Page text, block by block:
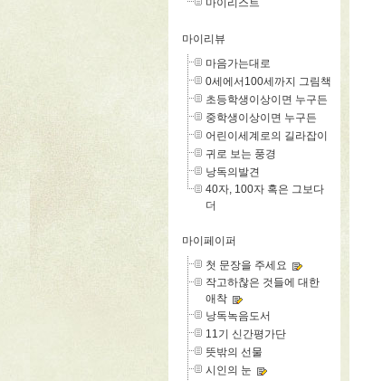
마이리스트
마이리뷰
마음가는대로
0세에서100세까지 그림책
초등학생이상이면 누구든
중학생이상이면 누구든
어린이세계로의 길라잡이
귀로 보는 풍경
낭독의발견
40자, 100자 혹은 그보다
더
마이페이퍼
첫 문장을 주세요
작고하찮은 것들에 대한
애착
낭독녹음도서
11기 신간평가단
뜻밖의 선물
시인의 눈